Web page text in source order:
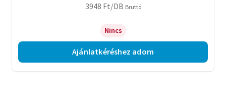
3948 Ft/DB Bruttó
Nincs
Ajánlatkéréshez adom